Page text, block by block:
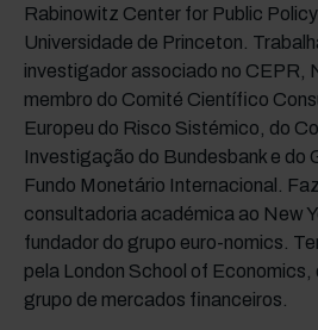
Rabinowitz Center for Public
Universidade de Princeton.
investigador associado no CEPR,
membro do Comité Científico
Europeu do Risco Sistémico, do
Investigação do Bundesbank e do
Fundo Monetário Internacional.
consultadoria académica ao New
fundador do grupo euro-nomics.
pela London School of
grupo de mercados financeiros.